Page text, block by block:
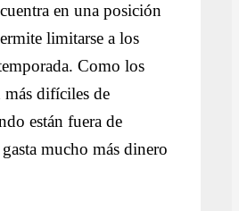
en una posición
limitarse a los
Como los
difíciles de
están fuera de
mucho más dinero